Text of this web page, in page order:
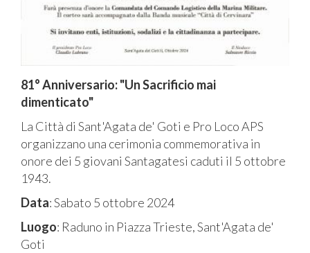
81° Anniversario: "Un Sacrificio mai
dimenticato"
La Città di Sant'Agata de' Goti e Pro Loco APS
organizzano una cerimonia commemorativa in
onore dei 5 giovani Santagatesi caduti il 5 ottobre
1943.
Data: Sabato 5 ottobre 2024
Luogo: Raduno in Piazza Trieste, Sant'Agata de'
Goti